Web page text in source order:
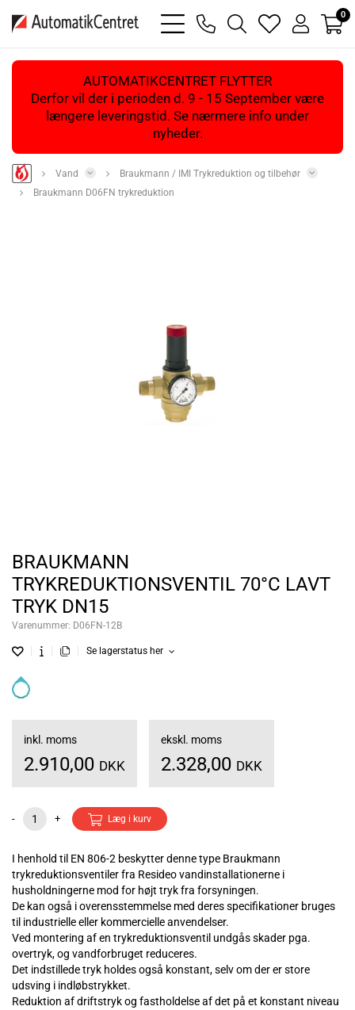
bars
light
phone
magnifying
glass
heart
light
user
light
0
AUTOMATIKCENTRET FLYTTER
Derfor vil der i perioden d. 9 - 15 September være
længere leveringstid. Se nærmere info under
nyheder.
Vand
Braukmann / IMI Trykreduktion og tilbehør
Braukmann D06FN trykreduktion
BRAUKMANN
TRYKREDUKTIONSVENTIL 70°C LAVT
TRYK DN15
Varenummer: D06FN-12B
Se lagerstatus her
inkl. moms
2.910,00 DKK
ekskl. moms
2.328,00 DKK
- + Læg i kurv
I henhold til EN 806-2 beskytter denne type Braukmann
trykreduktionsventiler fra Resideo vandinstallationerne i
husholdningerne mod for højt tryk fra forsyningen.
De kan også i overensstemmelse med deres specifikationer bruges
til industrielle eller kommercielle anvendelser.
Ved montering af en trykreduktionsventil undgås skader pga.
overtryk, og vandforbruget reduceres.
Det indstillede tryk holdes også konstant, selv om der er store
udsving i indløbstrykket.
Reduktion af driftstryk og fastholdelse af det på et konstant niveau